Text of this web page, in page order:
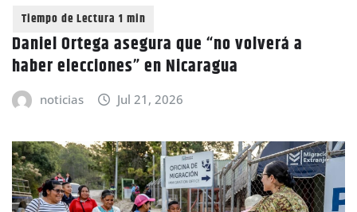
Daniel Ortega asegura que “no volverá a
haber elecciones” en Nicaragua
noticias Jul 21, 2026